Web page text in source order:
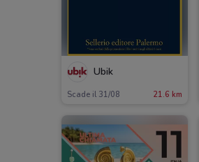
Ubik
Scade il 31/08 21.6 km